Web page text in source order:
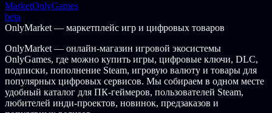
MarketOnlyGames
beta
OnlyMarket — маркетплейс игр и цифровых товаров
OnlyMarket — онлайн-магазин игровой экосистемы
OnlyGames, где можно купить игры, цифровые ключи, DLC,
подписки, пополнение Steam, игровую валюту и товары для
популярных цифровых сервисов. Мы собираем в одном месте
удобный каталог для ПК-геймеров, пользователей Steam,
любителей инди-проектов, новинок, предзаказов и